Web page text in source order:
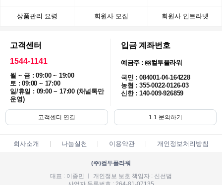
상품관리 요령 회원사 모집 회원사 인트라넷
고객센터
1544-1141
월 ~ 금 : 09:00 ~ 19:00
토 : 09:00 ~ 17:00
일/휴일 : 09:00 ~ 17:00 (채널톡만
운영)
입금 계좌번호
예금주 : ㈜컬투플라워
국민 : 084001-04-164228
농협 : 355-0022-0126-03
신한 : 140-009-926859
고객센터 연결 1:1 문의하기
회사소개 나눔실천 이용약관 개인정보처리방침
(주)컬투플라워
대표 : 이종민 ㅣ 개인정보 보호 책임자 : 신선범